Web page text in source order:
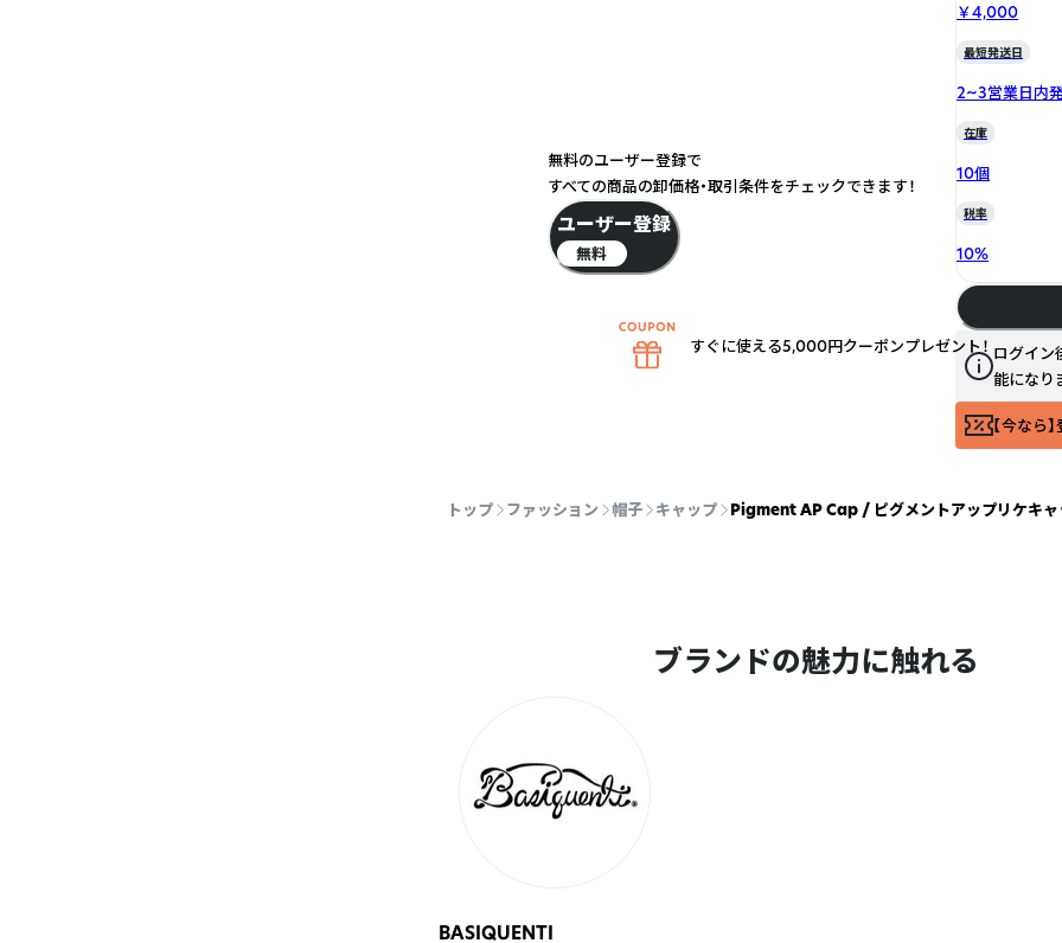
￥4,000
最短発送日
2~3営業日内
在庫
10個
税率
10%
ログイン
能になり
【今なら
トップ ファッション 帽子 キャップ Pigment AP Cap / ピグメントアップリケキ
ブランドの魅力に触れる
BASIQUENTI
無料のユーザー登録で
すべての商品の卸価格・取引条件をチェックできます！
ユーザー登録
無料
すぐに使える5,000円クーポンプレゼント！